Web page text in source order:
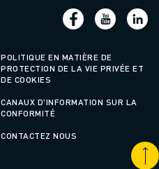
POLITIQUE EN MATIÈRE DE
PROTECTION DE LA VIE PRIVÉE ET
DE COOKIES
CANAUX D'INFORMATION SUR LA
CONFORMITÉ
CONTACTEZ NOUS